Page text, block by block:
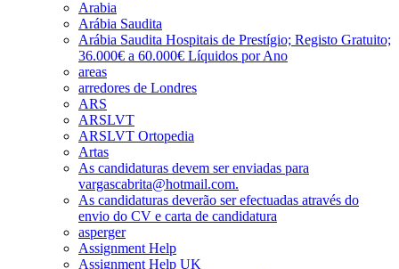
Arabia
Arábia Saudita
Arábia Saudita Hospitais de Prestígio; Registo Gratuito;
36.000€ a 60.000€ Líquidos por Ano
areas
arredores de Londres
ARS
ARSLVT
ARSLVT Ortopedia
Artas
As candidaturas devem ser enviadas para
vargascabrita@hotmail.com.
As candidaturas deverão ser efectuadas através do
envio do CV e carta de candidatura
asperger
Assignment Help
Assignment Help UK